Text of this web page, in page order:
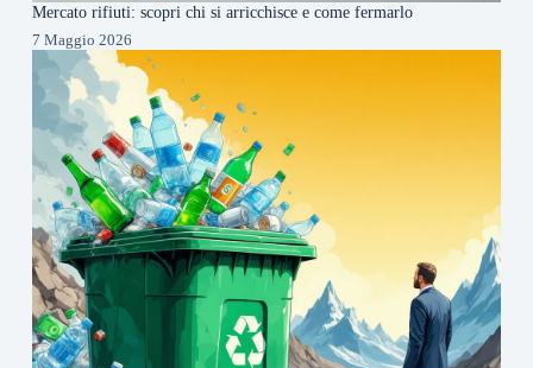
Mercato rifiuti: scopri chi si arricchisce e come fermarlo
7 Maggio 2026